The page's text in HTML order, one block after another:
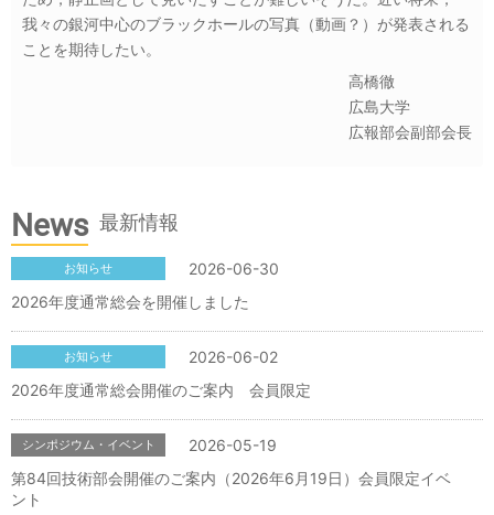
我々の銀河中心のブラックホールの写真（動画？）が発表される
ことを期待したい。
高橋徹
広島大学
広報部会副部会長
News 最新情報
2026-06-30
お知らせ
2026年度通常総会を開催しました
2026-06-02
お知らせ
2026年度通常総会開催のご案内 会員限定
2026-05-19
シンポジウム・イベント
第84回技術部会開催のご案内（2026年6月19日）会員限定イベ
ント